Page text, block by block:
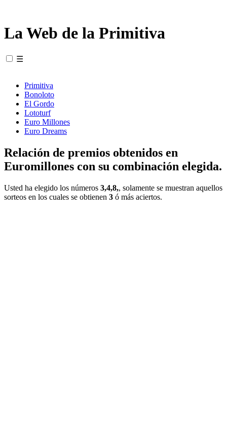
La Web de la Primitiva
☰
Primitiva
Bonoloto
El Gordo
Lototurf
Euro Millones
Euro Dreams
Relación de premios obtenidos en
Euromillones con su combinación elegida.
Usted ha elegido los números 3,4,8,, solamente se muestran aquellos
sorteos en los cuales se obtienen 3 ó más aciertos.